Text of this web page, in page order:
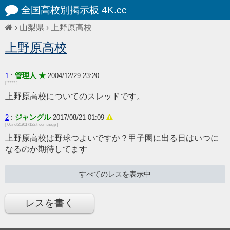
全国高校別掲示板 4K.cc
› 山梨県 › 上野原高校
上野原高校
1 : 管理人 ★ 2004/12/29 23:20
[ ???? ]
上野原高校についてのスレッドです。
2 : ジャングル 2017/08/21 01:09
[ 60.net219117122.t-com.ne.jp ]
上野原高校は野球つよいですか？甲子園に出る日はいつに
なるのか期待してます
すべてのレスを表示中
レスを書く